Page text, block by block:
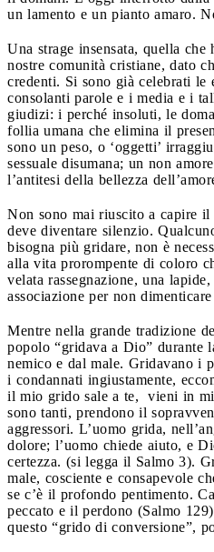
un lamento e un pianto amaro.
Una strage insensata, quella
nostre comunità cristiane, dato
credenti. Si sono già celebrati le
consolanti parole e i media e i
giudizi: i perché insoluti, le
follia umana che elimina il
sono un peso, o ‘oggetti’
sessuale disumana; un non
l’antitesi della bellezza
Non sono mai riuscito a capire
deve diventare silenzio.
bisogna più gridare, non è
alla vita prorompente di coloro
velata rassegnazione, una
associazione per non
Mentre nella grande tradizione
popolo “gridava a Dio” durante
nemico e dal male. Gridavano i
i condannati ingiustamente,
il mio grido sale a te, vieni in
sono tanti, prendono il
aggressori. L’uomo grida,
dolore; l’uomo chiede aiuto, e
certezza. (si legga il Salmo 3).
male, cosciente e consapevole
se c’è il profondo pentimento.
peccato e il perdono (Salmo
questo “grido di conversione”,